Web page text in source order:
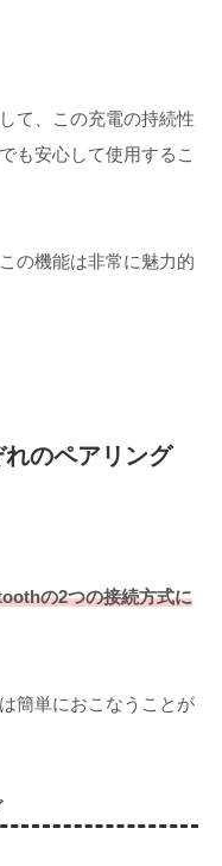
て、この充電の持続性
も安心して使用するこ
の機能は非常に魅力的
れのペアリング
の2つの接続方式に
簡単におこなうことが